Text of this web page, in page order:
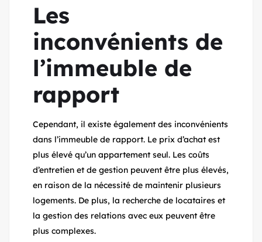
Les
inconvénients de
l’immeuble de
rapport
Cependant, il existe également des inconvénients
dans l’immeuble de rapport. Le prix d’achat est
plus élevé qu’un appartement seul. Les coûts
d’entretien et de gestion peuvent être plus élevés,
en raison de la nécessité de maintenir plusieurs
logements. De plus, la recherche de locataires et
la gestion des relations avec eux peuvent être
plus complexes.